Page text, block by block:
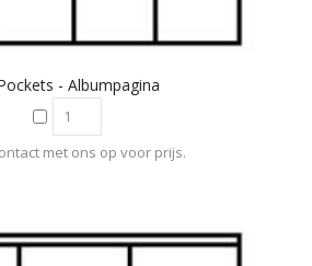
- Albumpagina
met ons op voor prijs.